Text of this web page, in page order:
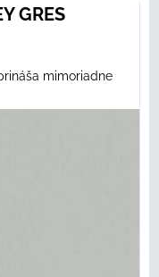
GRES
mimoriadne